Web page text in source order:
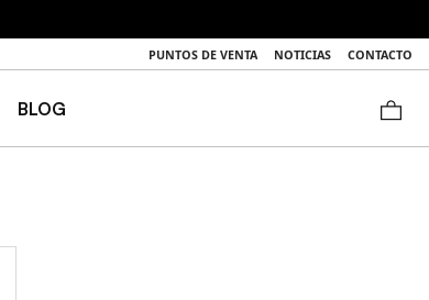
PUNTOS DE VENTA NOTICIAS CONTACTO
BLOG